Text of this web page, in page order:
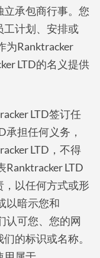
承包商行事。您
工计划、安排或
为Ranktracker
LTD的名义提供
LTD签订任
承担任何义务，
LTD，不得
Ranktracker LTD
以任何方式或形
以暗示您和
认可您、您的网
的标识或名称。